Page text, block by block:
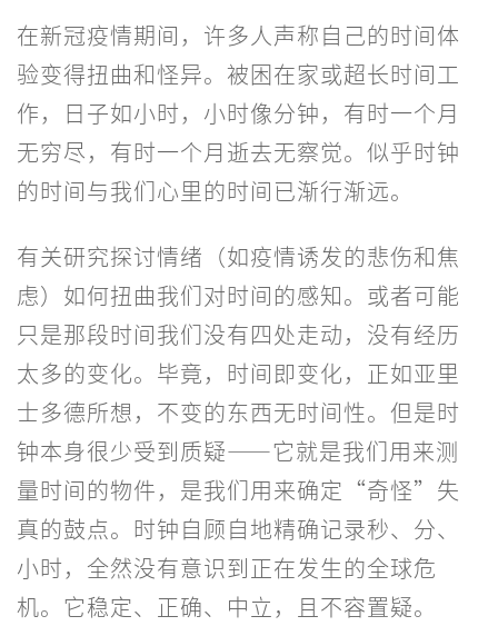
在新冠疫情期间，许多人声称自己的时间体
验变得扭曲和怪异。被困在家或超长时间工
作，日子如小时，小时像分钟，有时一个月
无穷尽，有时一个月逝去无察觉。似乎时钟
的时间与我们心里的时间已渐行渐远。
有关研究探讨情绪（如疫情诱发的悲伤和焦
虑）如何扭曲我们对时间的感知。或者可能
只是那段时间我们没有四处走动，没有经历
太多的变化。毕竟，时间即变化，正如亚里
士多德所想，不变的东西无时间性。但是时
钟本身很少受到质疑——它就是我们用来测
量时间的物件，是我们用来确定“奇怪”失
真的鼓点。时钟自顾自地精确记录秒、分、
小时，全然没有意识到正在发生的全球危
机。它稳定、正确、中立，且不容置疑。